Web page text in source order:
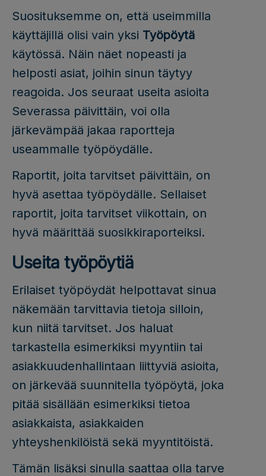
Suosituksemme on, että useimmilla
käyttäjillä olisi vain yksi Työpöytä
käytössä. Näin näet nopeasti ja
helposti asiat, joihin sinun täytyy
reagoida. Jos seuraat useita asioita
Severassa päivittäin, voi olla
järkevämpää jakaa raportteja
useammalle työpöydälle.
Raportit, joita tarvitset päivittäin, on
hyvä asettaa työpöydälle. Sellaiset
raportit, joita tarvitset viikottain, on
hyvä määrittää suosikkiraporteiksi.
Useita työpöytiä
Erilaiset työpöydät helpottavat sinua
näkemään tarvittavia tietoja silloin,
kun niitä tarvitset. Jos haluat
tarkastella esimerkiksi myyntiin tai
asiakkuudenhallintaan liittyviä asioita,
on järkevää suunnitella työpöytä, joka
pitää sisällään esimerkiksi tietoa
asiakkaista, asiakkaiden
yhteyshenkilöistä sekä myyntitöistä.
Tämän lisäksi sinulla saattaa olla tarve